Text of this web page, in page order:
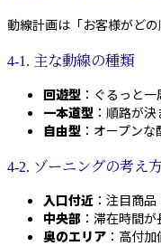
動線計画は「お客様がど
4-1. 主な動線の種類
回遊型 ：ぐるっと
一本道型 ：順路が決
自由型 ：オープンな
4-2. ゾーニングの考え
入口付近 ：注目商
中央部 ：滞在時間
奥のエリア ：高付